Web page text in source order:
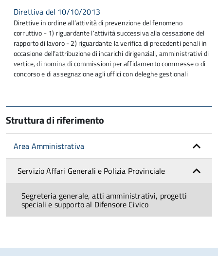
Direttiva del 10/10/2013
Direttive in ordine all’attività di prevenzione del fenomeno
corruttivo - 1) riguardante l’attività successiva alla cessazione del
rapporto di lavoro - 2) riguardante la verifica di precedenti penali in
occasione dell’attribuzione di incarichi dirigenziali, amministrativi di
vertice, di nomina di commissioni per affidamento commesse o di
concorso e di assegnazione agli uffici con deleghe gestionali
Struttura di riferimento
Area Amministrativa
Servizio Affari Generali e Polizia Provinciale
Segreteria generale, atti amministrativi, progetti
speciali e supporto al Difensore Civico